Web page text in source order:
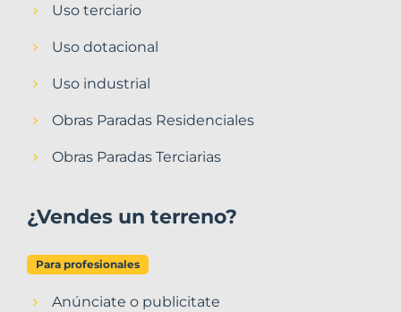
Uso terciario
Uso dotacional
Uso industrial
Obras Paradas Residenciales
Obras Paradas Terciarias
¿Vendes un terreno?
Para profesionales
Anúnciate o publicitate